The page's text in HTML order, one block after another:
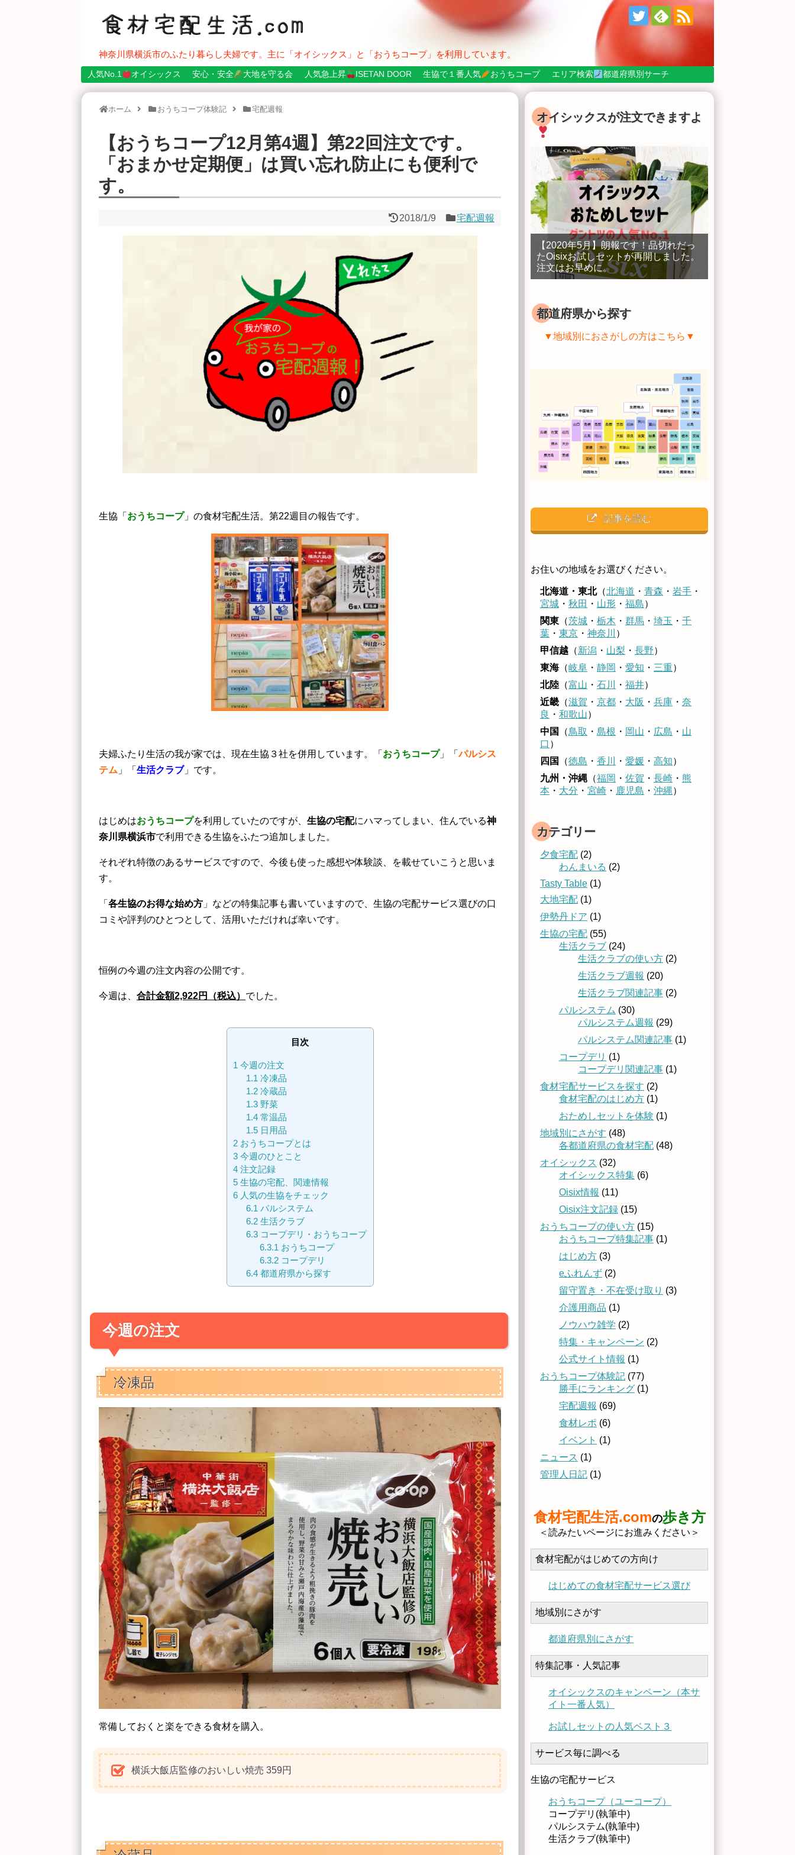
神奈川県横浜市のふたり暮らし夫婦です。主に「オイシックス」と「おうちコープ」を利用しています。
人気No.1 オイシックス 安心・安全 大地を守る会 人気急上昇 ISETAN DOOR 生協で１番人気 おうちコープ エリア検索 都道府県別サーチ
ホーム おうちコープ体験記 宅配週報
【おうちコープ12月第4週】第22回注文です。
「おまかせ定期便」は買い忘れ防止にも便利で
す。
2018/1/9 宅配週報
生協「 おうちコープ」の食材宅配生活。第22週目の報告です。
夫婦ふたり生活の我が家では、現在生協３社を併用しています。「 おうちコープ」「パルシス
テム 」「 生活クラブ」です。
はじめはおうちコープを利用していたのですが、 生協の宅配にハマってしまい、住んでいる神
奈川県横浜市で利用できる生協をふたつ追加しました。
それぞれ特徴のあるサービスですので、今後も使った感想や体験談、を載せていこうと思いま
す。
「 各生協のお得な始め方 」などの特集記事も書いていますので、生協の宅配サービス選びの口
コミや評判のひとつとして、活用いただければ幸いです。
恒例の今週の注文内容の公開です。
今週は、 合計金額2,922円（税込） でした。
目次
1 今週の注文
1.1 冷凍品
1.2 冷蔵品
1.3 野菜
1.4 常温品
1.5 日用品
2おうちコープとは
3今週のひとこと
4注文記録
5生協の宅配、関連情報
6人気の生協をチェック
6.1 パルシステム
6.2 生活クラブ
6.3 コープデリ・おうちコープ
6.3.1 おうちコープ
6.3.2 コープデリ
6.4 都道府県から探す
今週の注文
冷凍品
常備しておくと楽をできる食材を購入。
横浜大飯店監修のおいしい焼売 359円
オイシックスが注文できますよ
【2020年5月】朗報です！品切れだっ
たOisixお試しセットが再開しました。
注文はお早めに。
都道府県から探す
▼地域別におさがしの方はこちら▼
記事を読む
お住いの地域をお選びください。
北海道・東北（北海道 ・ 青森 ・ 岩手 ・
宮城 ・ 秋田 ・ 山形 ・ 福島）
関東 （茨城 ・ 栃木 ・ 群馬 ・ 埼玉 ・ 千
葉 ・ 東京 ・ 神奈川
）
甲信越 （新潟 ・ 山梨 ・ 長野）
東海（岐阜 ・ 静岡 ・ 愛知 ・ 三重）
北陸 （富山 ・ 石川 ・ 福井）
近畿 （滋賀 ・ 京都 ・ 大阪 ・ 兵庫 ・ 奈
良 ・ 和歌山）
中国
（鳥取 ・ 島根 ・ 岡山 ・ 広島 ・ 山
口 ）
四国
（徳島 ・ 香川 ・ 愛媛 ・ 高知）
九州・沖縄 （福岡 ・ 佐賀 ・ 長崎 ・ 熊
本 ・ 大分 ・ 宮崎 ・ 鹿児島 ・ 沖縄）
カテゴリー
夕食宅配 (2)
わんまいる (2)
Tasty Table (1)
大地宅配 (1)
伊勢丹ドア (1)
生協の宅配 (55)
生活クラブ (24)
生活クラブの使い方 (2)
生活クラブ週報 (20)
生活クラブ関連記事 (2)
パルシステム (30)
パルシステム週報 (29)
パルシステム関連記事 (1)
コープデリ (1)
コープデリ関連記事 (1)
食材宅配サービスを探す (2)
食材宅配のはじめ方 (1)
おためしセットを体験 (1)
地域別にさがす (48)
各都道府県の食材宅配 (48)
オイシックス (32)
オイシックス特集 (6)
Oisix情報 (11)
Oisix注文記録 (15)
おうちコープの使い方 (15)
おうちコープ特集記事 (1)
はじめ方 (3)
eふれんず (2)
留守置き・不在受け取り (3)
介護用商品 (1)
ノウハウ雑学 (2)
特集・キャンペーン (2)
公式サイト情報 (1)
おうちコープ体験記 (77)
勝手にランキング (1)
宅配週報 (69)
食材レポ (6)
イベント (1)
ニュース (1)
管理人日記 (1)
食材宅配生活.comの歩き方
＜読みたいページにお進みください＞
食材宅配がはじめての方向け
はじめての食材宅配サービス選び
地域別にさがす
都道府県別にさがす
特集記事・人気記事
オイシックスのキャンペーン（本サ
イト一番人気）
お試しセットの人気ベスト３
サービス毎に調べる
生協の宅配サービス
おうちコープ（ユーコープ）
コープデリ(執筆中)
パルシステム(執筆中)
生活クラブ(執筆中)